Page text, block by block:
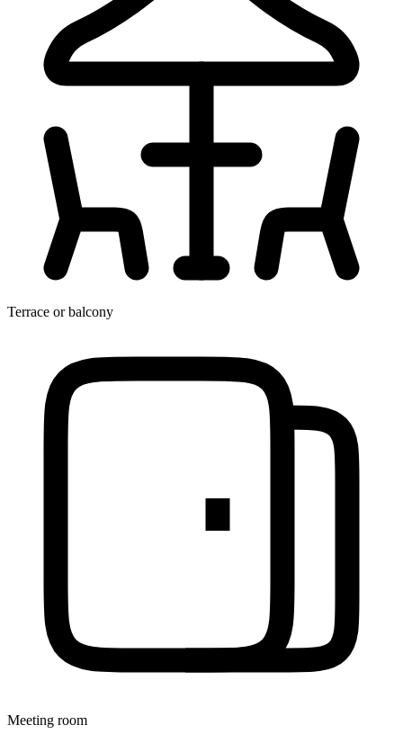
Terrace or balcony
Meeting room